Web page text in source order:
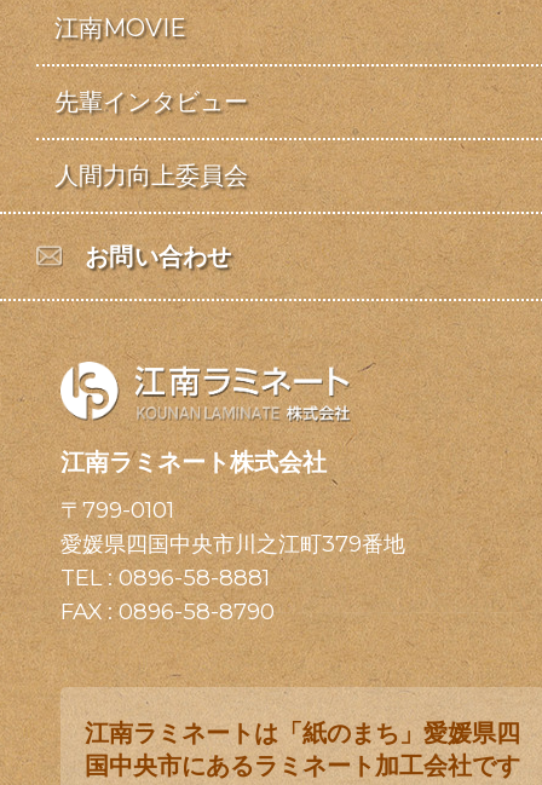
江南MOVIE
先輩インタビュー
人間力向上委員会
お問い合わせ
江南ラミネート株式会社
〒799-0101
愛媛県四国中央市川之江町379番地
TEL :0896-58-8881
FAX : 0896-58-8790
江南ラミネートは「紙のまち」愛媛県四
国中央市にあるラミネート加工会社です